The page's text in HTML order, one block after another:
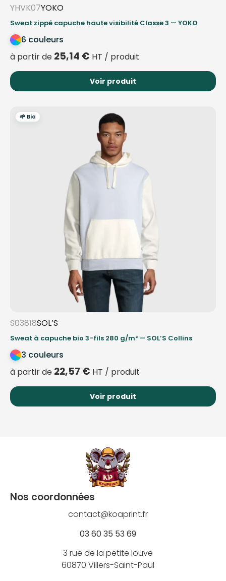
YHVK07YOKO
Sweat zippé capuche haute visibilité Classe 3 — YOKO
6 couleurs
à partir de 25,14 € HT / produit
Voir produit
🌱 Bio
S03818SOL’S
Sweat à capuche bio 3-fils 280 g/m² — SOL’S Collins
3 couleurs
à partir de 22,57 € HT / produit
Voir produit
Nos coordonnées
contact@koaprint.fr
03 60 35 53 69
3 rue de la petite louve
60870 Villers-Saint-Paul